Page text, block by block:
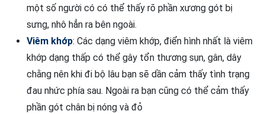
một số người có có thể thấy rõ phần xương gót bị
sưng, nhô hẳn ra bên ngoài.
Viêm khớp: Các dạng viêm khớp, điển hình nhất là viêm
khớp dạng thấp có thể gây tổn thương sụn, gân, dây
chằng nên khi đi bộ lâu bạn sẽ dần cảm thấy tình trạng
đau nhức phía sau. Ngoài ra bạn cũng có thể cảm thấy
phần gót chân bị nóng và đỏ